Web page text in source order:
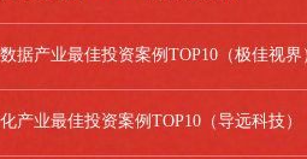
据产业最佳投资案例TOP10（极佳视界
产业最佳投资案例TOP10（导远科技）